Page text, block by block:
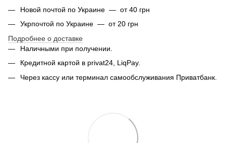
Новой почтой по Украине — от 40 грн
Укрпочтой по Украине — от 20 грн
Подробнее о доставке
Наличными при получении.
Кредитной картой в privat24, LiqPay.
Через кассу или терминал самообслуживания Приватбанк.